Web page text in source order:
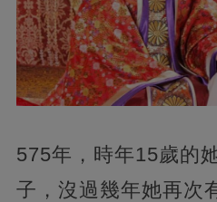
575年，時年15歲的
子，沒過幾年她再次